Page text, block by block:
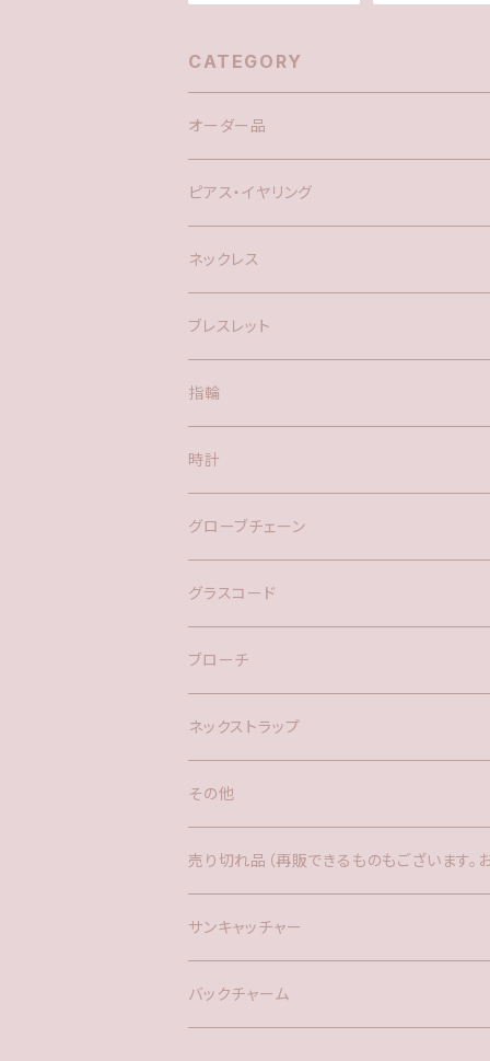
CATEGORY
オーダー品
ピアス・イヤリング
silver925
アメリカン
ポスト
ネックレス
ブレスレット
指輪
時計
バックチャーム
ネックレス
グローブチェーン
バックチャーム
グラスコード
ブローチ
ネックストラップ
その他
バックチャーム
時計
ファー
サンキャッチャー
売り切れ品（再販できるものもございます。
サンキャッチャー
バックチャーム